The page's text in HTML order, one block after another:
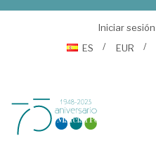
Iniciar sesión
ES
EUR